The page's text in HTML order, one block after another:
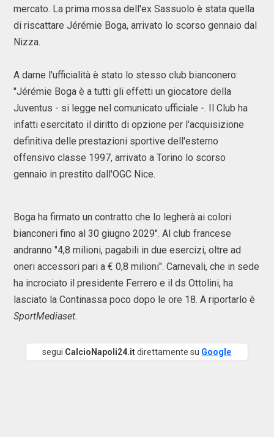
mercato. La prima mossa dell'ex Sassuolo è stata quella
di riscattare Jérémie Boga, arrivato lo scorso gennaio dal
Nizza.
A darne l'ufficialità è stato lo stesso club bianconero:
"Jérémie Boga è a tutti gli effetti un giocatore della
Juventus - si legge nel comunicato ufficiale -. Il Club ha
infatti esercitato il diritto di opzione per l'acquisizione
definitiva delle prestazioni sportive dell'esterno
offensivo classe 1997, arrivato a Torino lo scorso
gennaio in prestito dall'OGC Nice.
Boga ha firmato un contratto che lo legherà ai colori
bianconeri fino al 30 giugno 2029". Al club francese
andranno "4,8 milioni, pagabili in due esercizi, oltre ad
oneri accessori pari a € 0,8 milioni". Carnevali, che in sede
ha incrociato il presidente Ferrero e il ds Ottolini, ha
lasciato la Continassa poco dopo le ore 18. A riportarlo è
SportMediaset.
segui CalcioNapoli24.itdirettamente su Google